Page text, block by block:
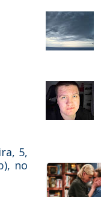
5,
no